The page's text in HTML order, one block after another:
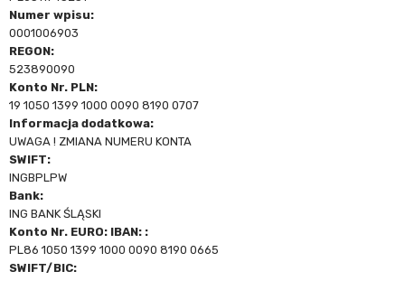
Numer wpisu:
0001006903
REGON:
523890090
Konto Nr. PLN:
19 1050 1399 1000 0090 8190 0707
Informacja dodatkowa:
UWAGA ! ZMIANA NUMERU KONTA
SWIFT:
INGBPLPW
Bank:
ING BANK ŚLĄSKI
Konto Nr. EURO: IBAN: :
PL86 1050 1399 1000 0090 8190 0665
SWIFT/BIC: